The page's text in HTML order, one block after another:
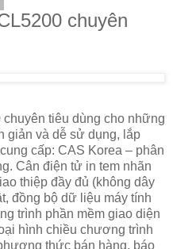
chuyên
tiêu dùng cho những
giản và dễ sử dụng, lắp
cấp: CAS Korea – phân
Cân điện tử in tem nhãn
thiệp đầy đủ (không dây
đồng bộ dữ liệu máy tính
trình phần mềm giao diện
hình chiều chương trình
thức bán hàng, báo